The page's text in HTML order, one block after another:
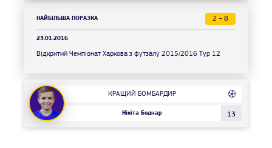
НАЙБІЛЬША ПОРАЗКА 2 - 8
23.01.2016
Відкритий Чемпіонат Харкова з футзалу 2015/2016 Тур 12
КРАЩИЙ БОМБАРДИР
Нікіта Боднар 13